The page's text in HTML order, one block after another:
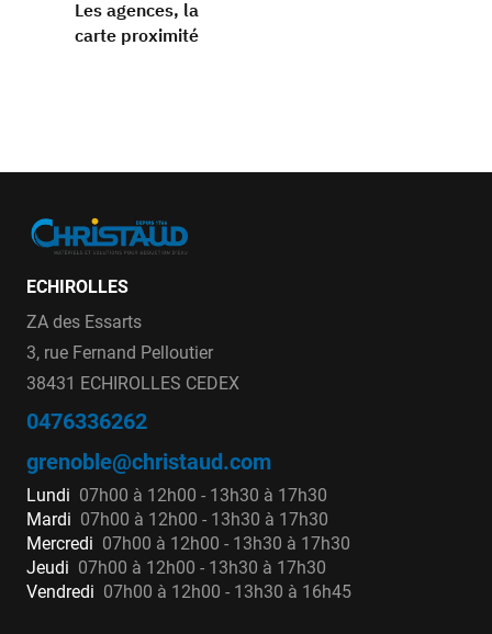
Les agences, la
carte proximité
ECHIROLLES
ZA des Essarts
3, rue Fernand Pelloutier
38431 ECHIROLLES CEDEX
0476336262
grenoble@christaud.com
Lundi 07h00 à 12h00 - 13h30 à 17h30
Mardi 07h00 à 12h00 - 13h30 à 17h30
Mercredi 07h00 à 12h00 - 13h30 à 17h30
Jeudi 07h00 à 12h00 - 13h30 à 17h30
Vendredi 07h00 à 12h00 - 13h30 à 16h45